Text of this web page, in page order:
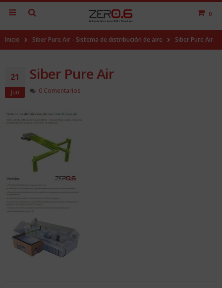
0
Inicio Siber Pure Air - Sistema de distribución de aire Siber Pure Air
21
Jun
Siber Pure Air
0 Comentarios